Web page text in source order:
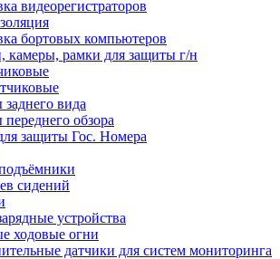
видеорегистраторов
бортовых компьютеров
камеры, рамки для защиты г/н
вида
обзора
защиты Гос. Номера
сидений
устройства
ходовые огни
датчики для систем мониторинга